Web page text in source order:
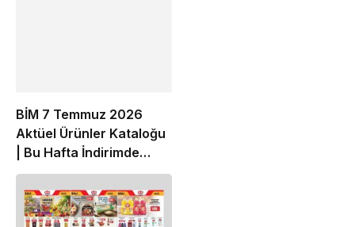
BİM 7 Temmuz 2026
Aktüel Ürünler Kataloğu
| Bu Hafta İndirimde
Olan Ürünler